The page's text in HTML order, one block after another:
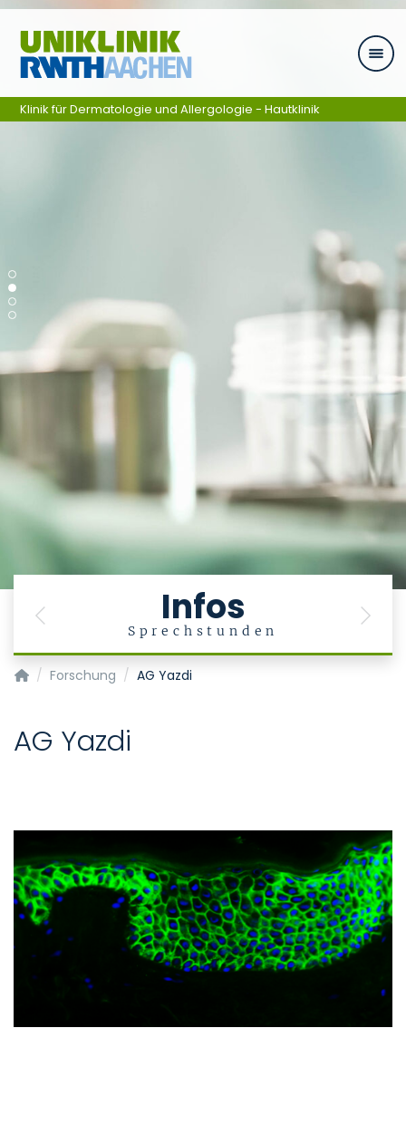
Ga naar navigatie
Infos
Sprechstunden
Previous Next
Klinik für Dermatologie und Allergologie - Hautklinik
Klinik für Dermatologie und Allergologie - Hautklinik
Forschung AG Yazdi
AG Yazdi